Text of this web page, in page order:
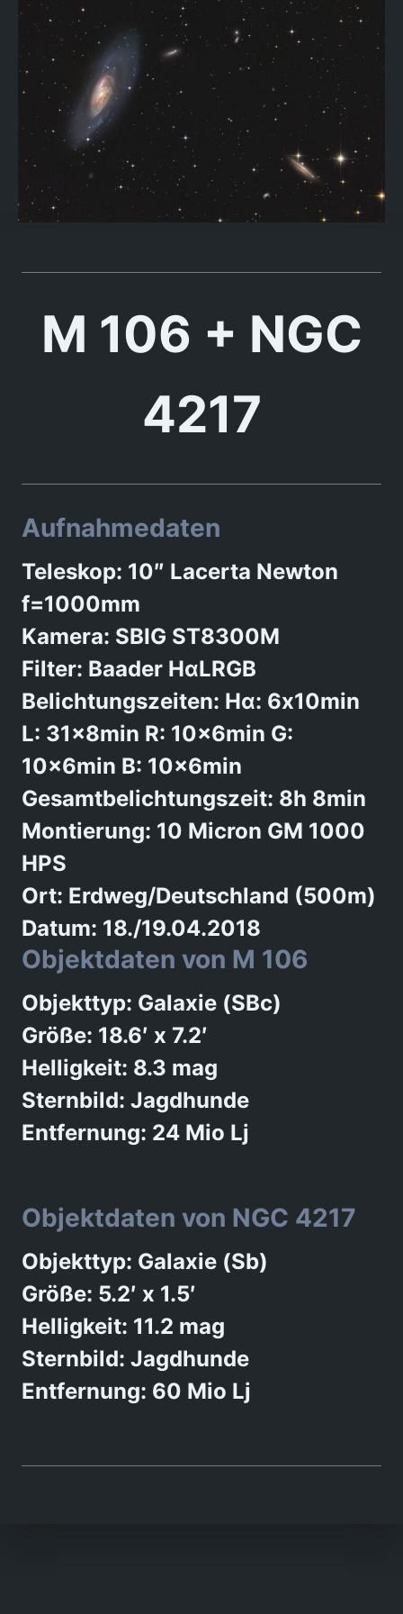
M 106 + NGC
4217
Aufnahmedaten
Teleskop: 10″ Lacerta Newton
f=1000mm
Kamera: SBIG ST8300M
Filter: Baader HαLRGB
Belichtungszeiten: Hα: 6x10min
L: 31x8min R: 10x6min G:
10x6min B: 10x6min
Gesamtbelichtungszeit: 8h 8min
Montierung: 10 Micron GM 1000
HPS
Ort: Erdweg/Deutschland (500m)
Datum: 18./19.04.2018
Objektdaten von M 106
Objekttyp: Galaxie (SBc)
Größe: 18.6′ x 7.2′
Helligkeit: 8.3 mag
Sternbild: Jagdhunde
Entfernung: 24 Mio Lj
Objektdaten von NGC 4217
Objekttyp: Galaxie (Sb)
Größe: 5.2′ x 1.5′
Helligkeit: 11.2 mag
Sternbild: Jagdhunde
Entfernung: 60 Mio Lj